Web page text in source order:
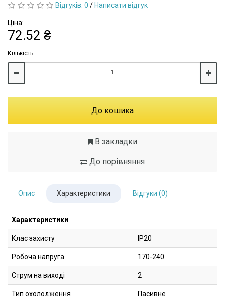
Відгуків: 0 / Написати відгук
Ціна:
72.52 ₴
Кількість
До кошика
В закладки
До порівняння
Опис Характеристики Відгуки (0)
Характеристики
Клас захисту IP20
Робоча напруга 170-240
Струм на виході 2
Тип охолодження Пасивне